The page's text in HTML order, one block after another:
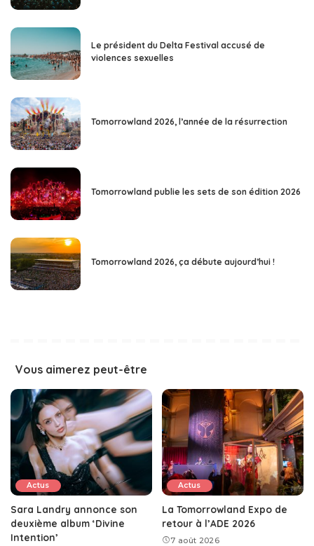
Le président du Delta Festival accusé de
violences sexuelles
Tomorrowland 2026, l’année de la résurrection
Tomorrowland publie les sets de son édition 2026
Tomorrowland 2026, ça débute aujourd’hui !
Vous aimerez peut-être
Actus
Sara Landry annonce son
deuxième album ‘Divine
Intention’
Actus
La Tomorrowland Expo de
retour à l’ADE 2026
7 août 2026